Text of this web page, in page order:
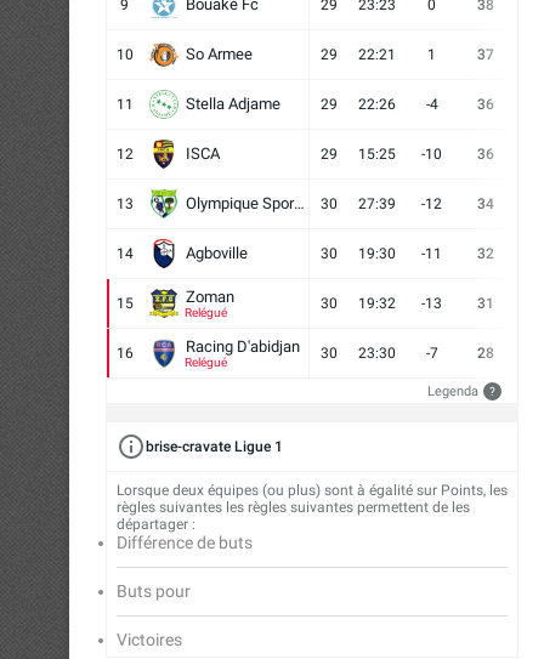
9 Bouaké Fc 29 23:23 0 38
10 So Armee 29 22:21 1 37
11 Stella Adjame 29 22:26 -4 36
12 ISCA 29 15:25 -10 36
13 Olympique Sport d'Abobo FC 30 27:39 -12 34
14 Agboville 30 19:30 -11 32
15 Zoman
Relégué
30 19:32 -13 31
16 Racing D'abidjan
Relégué
30 23:30 -7 28
Legenda ?
brise-cravate Ligue 1
Lorsque deux équipes (ou plus) sont à égalité sur Points, les
règles suivantes les règles suivantes permettent de les
départager :
Différence de buts
Buts pour
Victoires